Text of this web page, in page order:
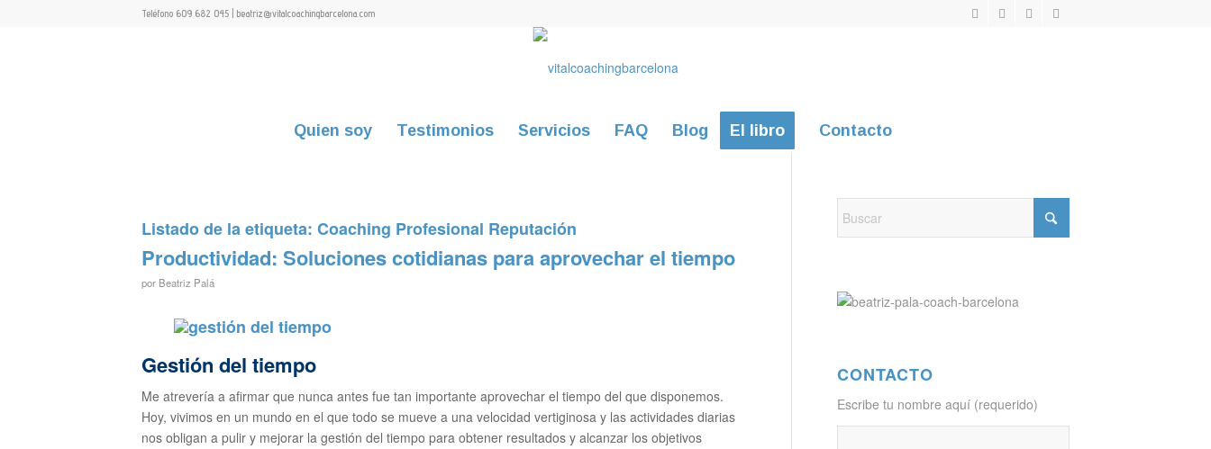
Teléfono 609 682 045 | beatriz@vitalcoachingbarcelona.com
Quien soy Testimonios Servicios FAQ Blog El libro Contacto
Listado de la etiqueta: Coaching Profesional Reputación
Productividad: Soluciones cotidianas para aprovechar el tiempo
por Beatriz Palá
Gestión del tiempo
Me atrevería a afirmar que nunca antes fue tan importante aprovechar el tiempo del que disponemos.
Hoy, vivimos en un mundo en el que todo se mueve a una velocidad vertiginosa y las actividades diarias
nos obligan a pulir y mejorar la gestión del tiempo para obtener resultados y alcanzar los objetivos
CONTACTO
Escribe tu nombre aquí (requerido)